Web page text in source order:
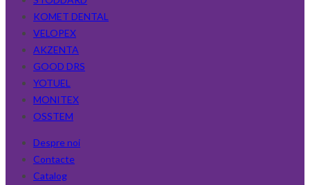
KOMET DENTAL
VELOPEX
AKZENTA
GOOD DRS
YOTUEL
MONITEX
OSSTEM
Despre noi
Contacte
Catalog